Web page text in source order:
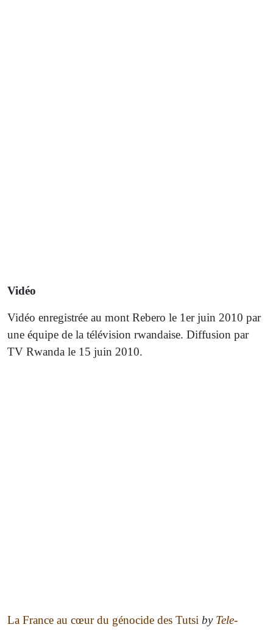
Vidéo
Vidéo enregistrée au mont Rebero le 1er juin 2010 par
une équipe de la télévision rwandaise. Diffusion par
TV Rwanda le 15 juin 2010.
La France au cœur du génocide des Tutsi by Tele-